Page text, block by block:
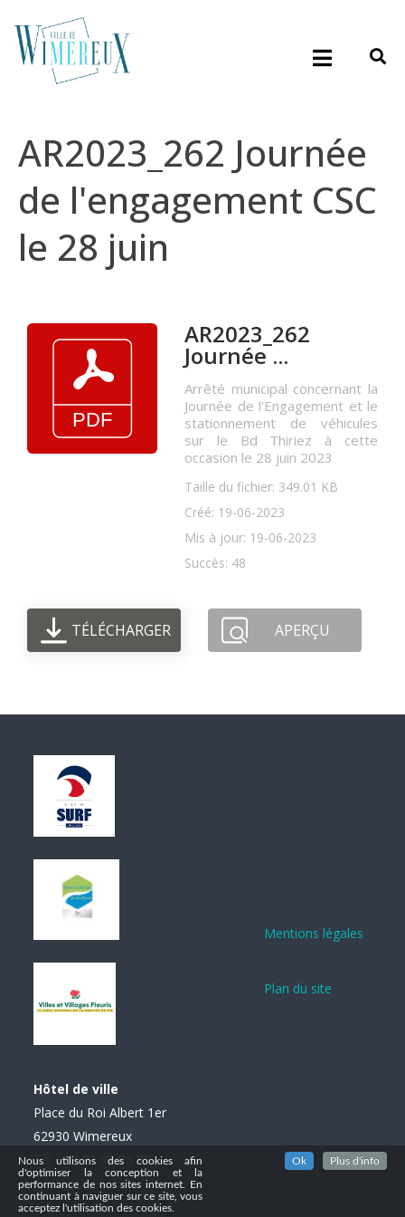
AR2023_262 Journée
de l'engagement CSC
le 28 juin
AR2023_262
Journée ...
Arrêté municipal concernant la
Journée de l'Engagement et le
stationnement de véhicules
sur le Bd Thiriez à cette
occasion le 28 juin 2023
Taille du fichier: 349.01 KB
Créé: 19-06-2023
Mis à jour: 19-06-2023
Succès: 48
TÉLÉCHARGER APERÇU
Hôtel de ville
Place du Roi Albert 1er
62930 Wimereux
Tél. : 03 21 99 85 85
Mentions légales
Plan du site
Nous utilisons des cookies afin
d'optimiser la conception et la
performance de nos sites internet. En
continuant à naviguer sur ce site, vous
acceptez l'utilisation des cookies.
Ok Plus d'info